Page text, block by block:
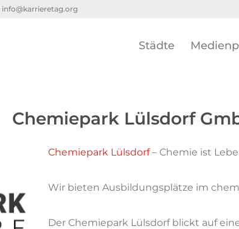
info@karrieretag.org
Städte
Chemiepark Lülsdorf
Chemiepark Lülsdorf– Chemie ist
Wir bieten Ausbildungsplätze im
Der Chemiepark Lülsdorf blickt auf